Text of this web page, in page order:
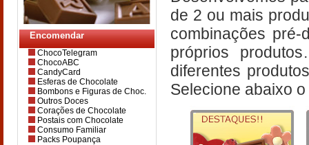
Encomendar
ChocoTelegram
ChocoABC
CandyCard
Esferas de Chocolate
Bombons e Figuras de Choc.
Outros Doces
Corações de Chocolate
Postais com Chocolate
Consumo Familiar
Packs Poupança
de 2 ou mais
combinações
próprios
diferentes
Selecione abaixo